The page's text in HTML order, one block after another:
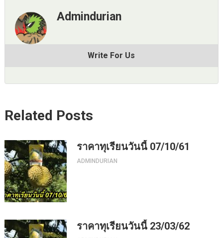
Admindurian
Write For Us
Related Posts
ราคาทุเรียนวันนี้ 07/10/61
ADMINDURIAN
ราคาทุเรียนวันนี้ 23/03/62